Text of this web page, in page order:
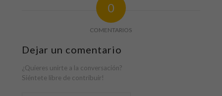
0
COMENTARIOS
Dejar un comentario
¿Quieres unirte a la conversación?
Siéntete libre de contribuir!